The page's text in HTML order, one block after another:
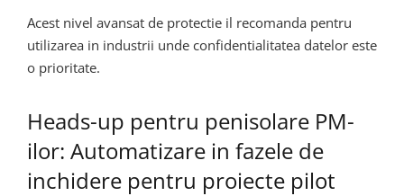
Acest nivel avansat de protectie il recomanda pentru
utilizarea in industrii unde confidentialitatea datelor este
o prioritate.
Heads-up pentru penisolare PM-
ilor: Automatizare in fazele de
inchidere pentru proiecte pilot